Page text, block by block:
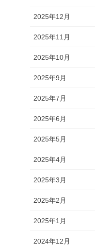
2025年12月
2025年11月
2025年10月
2025年9月
2025年7月
2025年6月
2025年5月
2025年4月
2025年3月
2025年2月
2025年1月
2024年12月